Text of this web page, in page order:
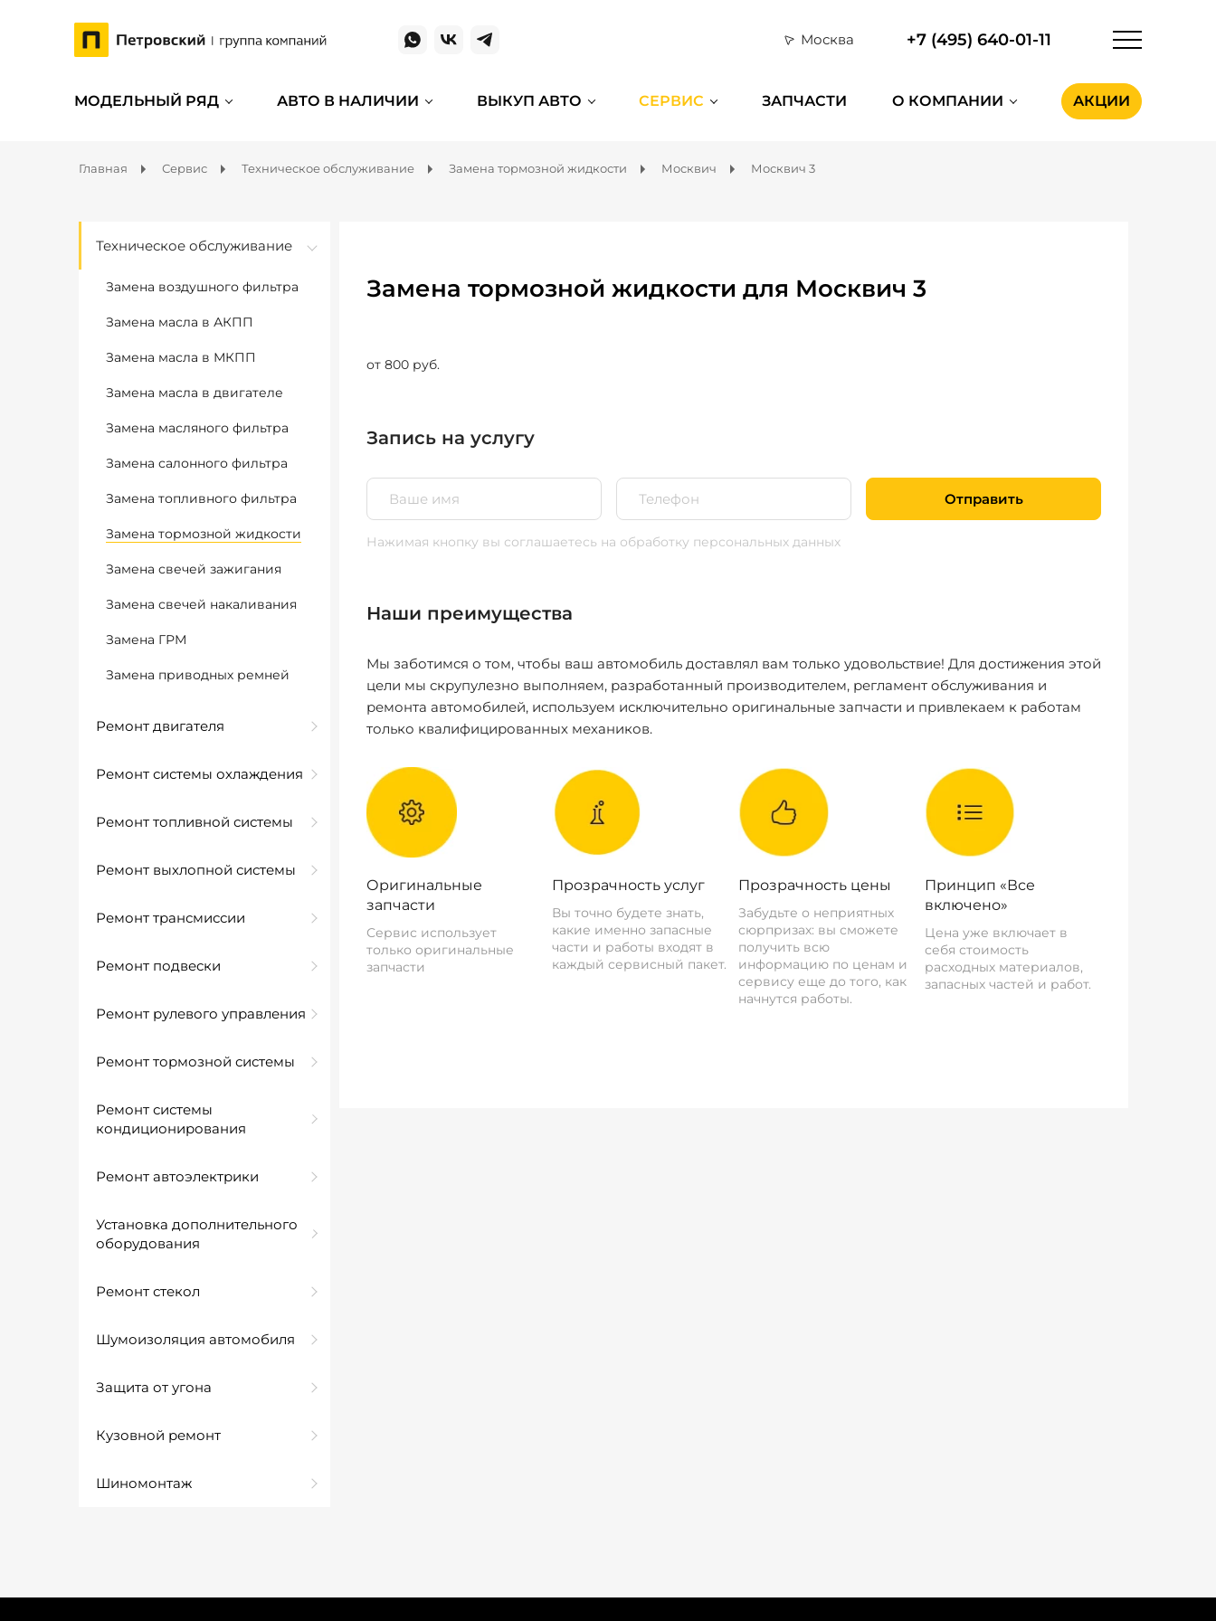
Москва +7 (495) 640-01-11
МОДЕЛЬНЫЙ РЯД АВТО В НАЛИЧИИ ВЫКУП АВТО СЕРВИС ЗАПЧАСТИ О КОМПАНИИ АКЦИИ
Главная Сервис Техническое обслуживание Замена тормозной жидкости Москвич Москвич 3
Техническое обслуживание
Замена воздушного фильтра
Замена масла в АКПП
Замена масла в МКПП
Замена масла в двигателе
Замена масляного фильтра
Замена салонного фильтра
Замена топливного фильтра
Замена тормозной жидкости
Замена свечей зажигания
Замена свечей накаливания
Замена ГРМ
Замена приводных ремней
Ремонт двигателя
Ремонт системы охлаждения
Ремонт топливной системы
Ремонт выхлопной системы
Ремонт трансмиссии
Ремонт подвески
Ремонт рулевого управления
Ремонт тормозной системы
Ремонт системы
кондиционирования
Ремонт автоэлектрики
Установка дополнительного
оборудования
Ремонт стекол
Шумоизоляция автомобиля
Защита от угона
Кузовной ремонт
Шиномонтаж
Замена тормозной жидкости для Москвич 3
от 800 руб.
Запись на услугу
Отправить
Нажимая кнопку вы соглашаетесь на обработку персональных данных
Наши преимущества
Мы заботимся о том, чтобы ваш автомобиль доставлял вам только удовольствие! Для достижения этой
цели мы скрупулезно выполняем, разработанный производителем, регламент обслуживания и
ремонта автомобилей, используем исключительно оригинальные запчасти и привлекаем к работам
только квалифицированных механиков.
Оригинальные
запчасти
Сервис использует
только оригинальные
запчасти
Прозрачность услуг
Вы точно будете знать,
какие именно запасные
части и работы входят в
каждый сервисный пакет.
Прозрачность цены
Забудьте о неприятных
сюрпризах: вы сможете
получить всю
информацию по ценам и
сервису еще до того, как
начнутся работы.
Принцип «Все
включено»
Цена уже включает в
себя стоимость
расходных материалов,
запасных частей и работ.